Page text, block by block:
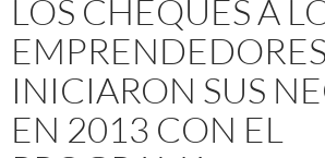
LOS CHEQUES A
INICIARON SUS
EN 2013 CON EL